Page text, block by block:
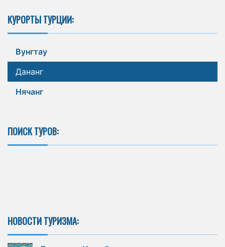
КУРОРТЫ ТУРЦИИ:
Вунгтау
Дананг
Нячанг
ПОИСК ТУРОВ:
НОВОСТИ ТУРИЗМА: